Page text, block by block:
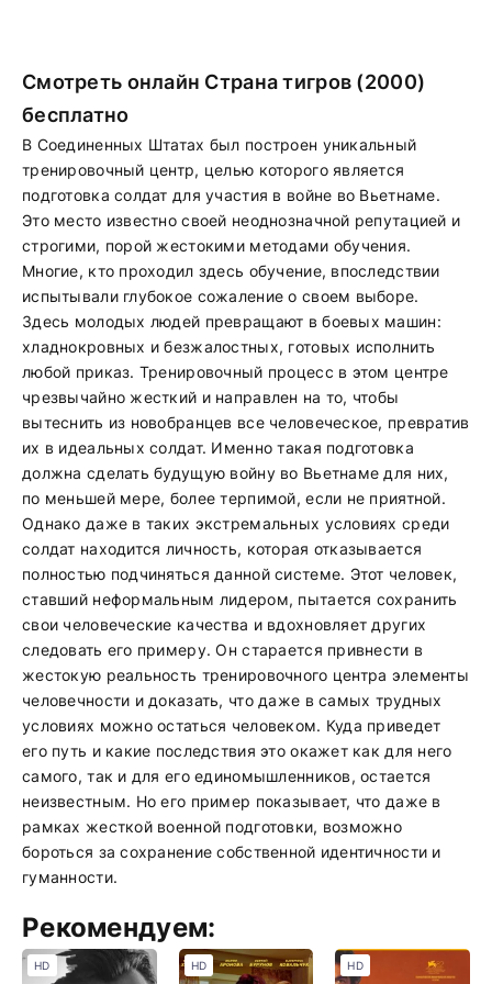
Смотреть онлайн Страна тигров (2000)
бесплатно
В Соединенных Штатах был построен уникальный
тренировочный центр, целью которого является
подготовка солдат для участия в войне во Вьетнаме.
Это место известно своей неоднозначной репутацией и
строгими, порой жестокими методами обучения.
Многие, кто проходил здесь обучение, впоследствии
испытывали глубокое сожаление о своем выборе.
Здесь молодых людей превращают в боевых машин:
хладнокровных и безжалостных, готовых исполнить
любой приказ. Тренировочный процесс в этом центре
чрезвычайно жесткий и направлен на то, чтобы
вытеснить из новобранцев все человеческое, превратив
их в идеальных солдат. Именно такая подготовка
должна сделать будущую войну во Вьетнаме для них,
по меньшей мере, более терпимой, если не приятной.
Однако даже в таких экстремальных условиях среди
солдат находится личность, которая отказывается
полностью подчиняться данной системе. Этот человек,
ставший неформальным лидером, пытается сохранить
свои человеческие качества и вдохновляет других
следовать его примеру. Он старается привнести в
жестокую реальность тренировочного центра элементы
человечности и доказать, что даже в самых трудных
условиях можно остаться человеком. Куда приведет
его путь и какие последствия это окажет как для него
самого, так и для его единомышленников, остается
неизвестным. Но его пример показывает, что даже в
рамках жесткой военной подготовки, возможно
бороться за сохранение собственной идентичности и
гуманности.
Рекомендуем:
HD HD HD